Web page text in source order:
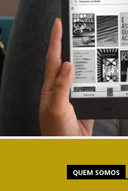
QUEM SOMOS